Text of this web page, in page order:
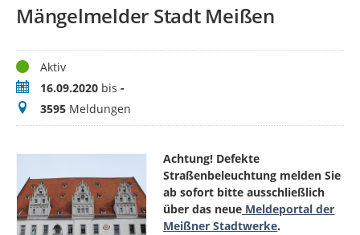
Mängelmelder Stadt Meißen
StatusAktiv
Zeitraum16.09.2020 bis -
Meldungen
3595 Meldungen
Achtung! Defekte
Straßenbeleuchtung melden Sie
ab sofort bitte ausschließlich
über das neue Meldeportal der
Meißner Stadtwerke.